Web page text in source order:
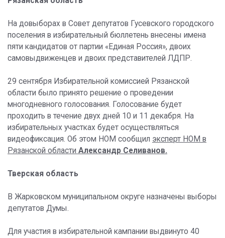
На довыборах в Совет депутатов Гусевского городского
поселения в избирательный бюллетень внесены имена
пяти кандидатов от партии «Единая Россия», двоих
самовыдвиженцев и двоих представителей ЛДПР.
29 сентября Избирательной комиссией Рязанской
области было принято решение о проведении
многодневного голосования. Голосование будет
проходить в течение двух дней 10 и 11 декабря. На
избирательных участках будет осуществляться
видеофиксация. Об этом НОМ сообщил эксперт НОМ в
Рязанской области Александр Селиванов.
Тверская область
В Жарковском муниципальном округе назначены выборы
депутатов Думы.
Для участия в избирательной кампании выдвинуто 40